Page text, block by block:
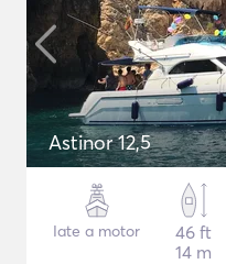
Astinor 12,5
Iate a motor
46 ft
14 m